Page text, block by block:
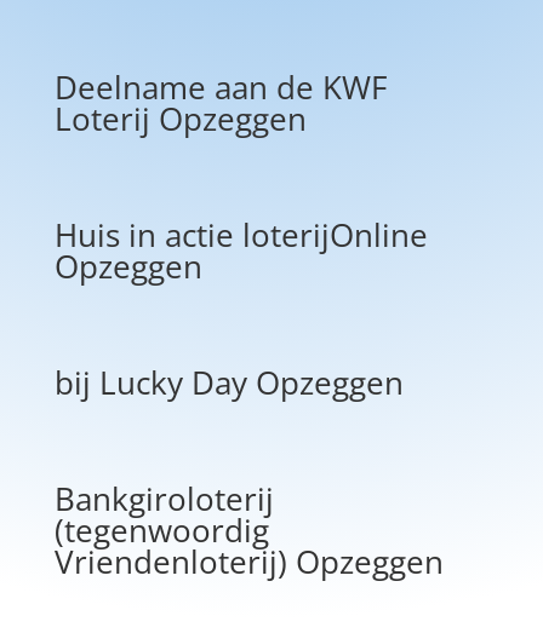
Deelname aan de KWF
Loterij Opzeggen
Huis in actie loterijOnline
Opzeggen
bij Lucky Day Opzeggen
Bankgiroloterij
(tegenwoordig
Vriendenloterij) Opzeggen